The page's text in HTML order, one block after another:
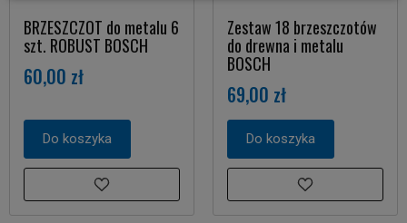
BRZESZCZOT do metalu 6
szt. ROBUST BOSCH
60,00 zł
Do koszyka
Zestaw 18 brzeszczotów
do drewna i metalu
BOSCH
69,00 zł
Do koszyka